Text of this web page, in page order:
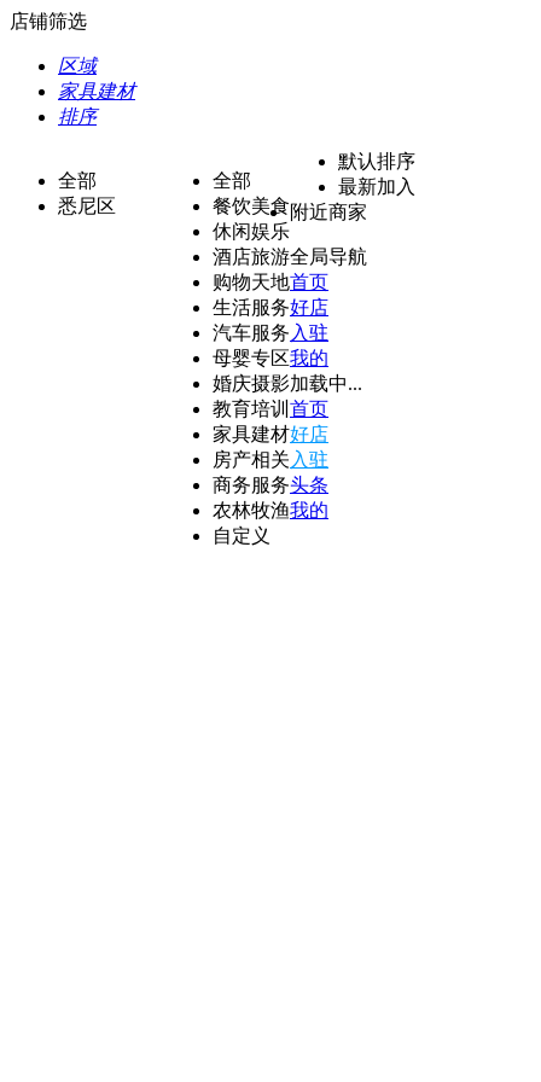
店铺筛选
区域
家具建材
排序
全部
悉尼区
全部
餐饮美食
休闲娱乐
酒店旅游
购物天地
生活服务
汽车服务
母婴专区
婚庆摄影
教育培训
家具建材
房产相关
商务服务
农林牧渔
自定义
默认排序
最新加入
附近商家
全局导航
首页
好店
入驻
我的
加载中...
首页
好店
入驻
头条
我的